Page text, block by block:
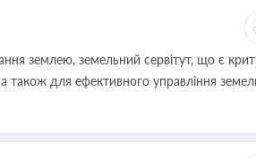
землею, земельний сервітут, що є
також для ефективного управління